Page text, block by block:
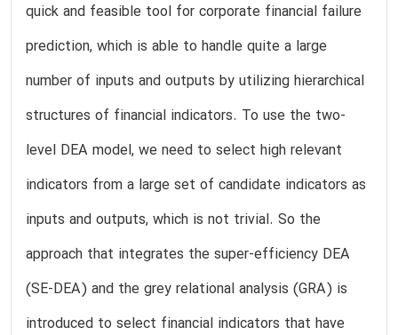
quick and feasible tool for corporate financial failure
prediction, which is able to handle quite a large
number of inputs and outputs by utilizing hierarchical
structures of financial indicators. To use the two-
level DEA model, we need to select high relevant
indicators from a large set of candidate indicators as
inputs and outputs, which is not trivial. So the
approach that integrates the super-efficiency DEA
(SE-DEA) and the grey relational analysis (GRA) is
introduced to select financial indicators that have